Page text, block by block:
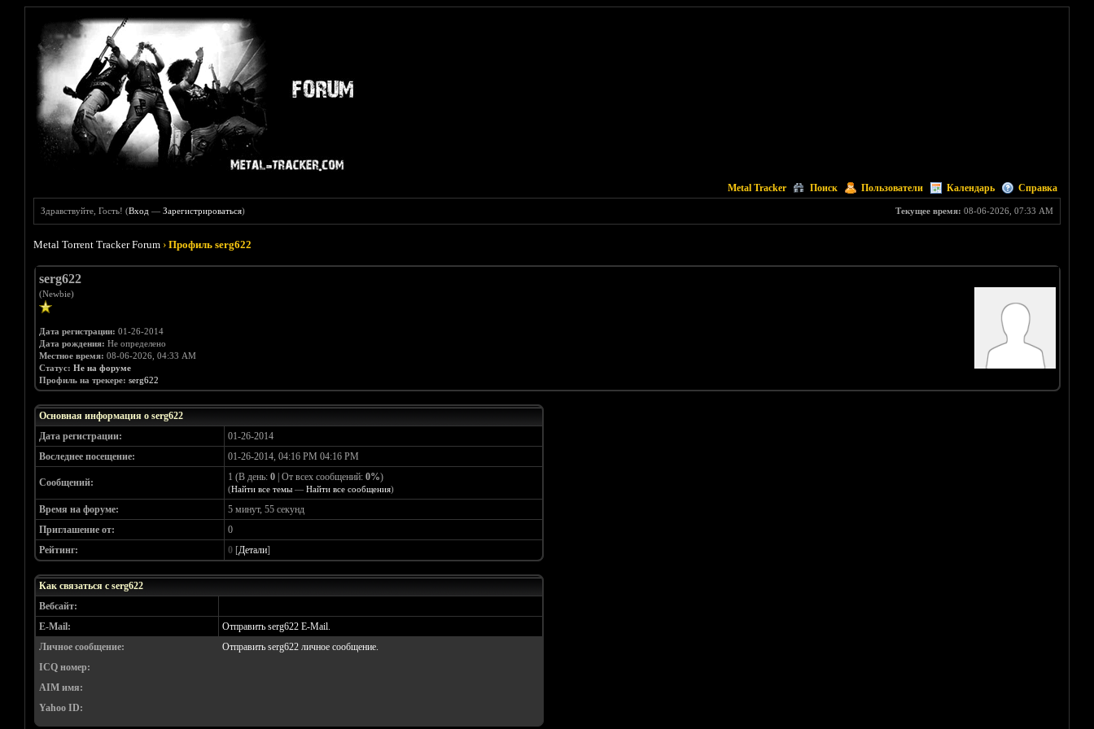
Metal Tracker Поиск Пользователи Календарь Справка
Текущее время: 08-06-2026, 07:33 AM
Здравствуйте, Гость! (Вход —Зарегистрироваться)
Metal Torrent Tracker Forum ›Профиль serg622
serg622
(Newbie)
Дата регистрации: 01-26-2014
Дата рождения: Не определено
Местное время: 08-06-2026, 04:33 AM
Статус: Не на форуме
Профиль на трекере: serg622
Основная информация о serg622
Дата регистрации:
01-26-2014
Воследнее посещение:
01-26-2014, 04:16 PM 04:16 PM
Сообщений: 1 (В день: 0| От всех сообщений: 0%)
(Найти все темы— Найти все сообщения)
Время на форуме:
5 минут, 55 секунд
Приглашение от:
0
Рейтинг:
0 [Детали]
Как связаться с serg622
Вебсайт:
E-Mail:
Отправить serg622 E-Mail.
Личное сообщение:
Отправить serg622 личное сообщение.
ICQ номер:
AIM имя:
Yahoo ID: